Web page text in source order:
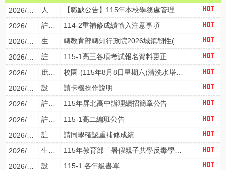
2026/08/06
人事室
【職缺公告】115年本校學務處管理員職務(現缺)外補甄選~
2026/08/06
註冊組
114-2重補修成績輸入注意事項
2026/08/05
生輔組
轉教育部轉知行政院2026城鎮韌性(防空)演習規劃表，請本校教職員工、學生、家長，確實遵守居住所縣市防空演練時間，以提升防空避難知能。
2026/08/04
註冊組
115-1高三各項考試報名資料更正
2026/07/31
庶務組
校園-(115年8月8日星期六)清洗水塔全校停水通知
2026/07/30
設備組
讀卡機操作說明
2026/07/28
註冊組
115年屏北高中辦理續招簡章公告
2026/07/21
註冊組
115-1高二編班公告
2026/07/16
註冊組
請同學確認重補修成績
2026/07/08
生輔組
115年教育部「暑假親子共學反毒學習單」
2026/05/05
設備組
115-1 各年級書單